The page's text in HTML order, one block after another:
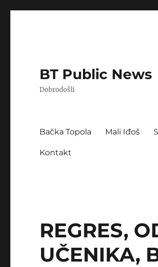
BT Public News
Dobrodošli
Bačka Topola Mali Iđoš
Kontakt
REGRES,
UČENIKA,